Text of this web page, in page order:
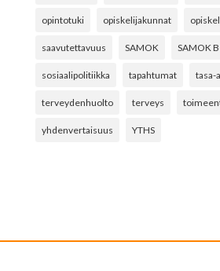
opintotuki opiskelijakunnat
saavutettavuus SAMOK SAMOK
sosiaalipolitiikka tapahtumat tasa-
terveydenhuolto terveys
yhdenvertaisuus YTHS